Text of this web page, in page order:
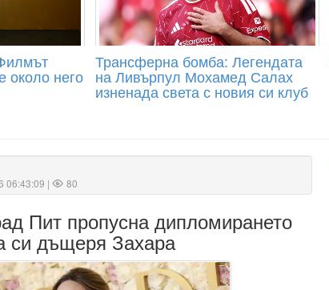
около него
Трансферна бомба: Легендата
на Ливърпул Мохамед Салах
изненада света с новия си клуб
06:43:09 | 80
Пит пропусна дипломирането
си дъщеря Захара